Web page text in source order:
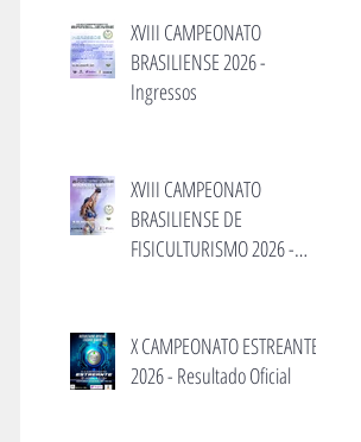
XVIII CAMPEONATO
BRASILIENSE 2026 -
Ingressos
XVIII CAMPEONATO
BRASILIENSE DE
FISICULTURISMO 2026 -
X CAMPEONATO ESTREANTE
2026 - Resultado Oficial